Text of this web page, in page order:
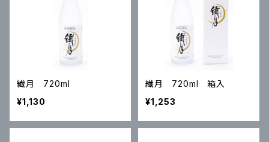
繊月 720ml
¥1,130
繊月 720ml 箱入
¥1,253